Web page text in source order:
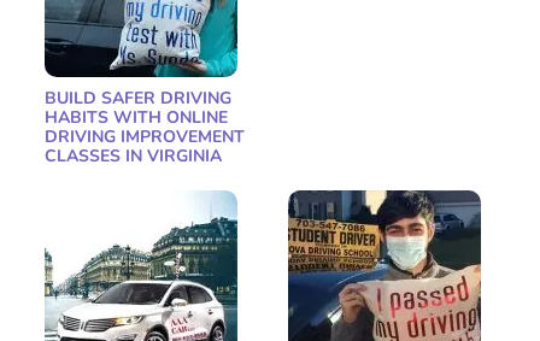
BUILD SAFER DRIVING
HABITS WITH ONLINE
DRIVING IMPROVEMENT
CLASSES IN VIRGINIA